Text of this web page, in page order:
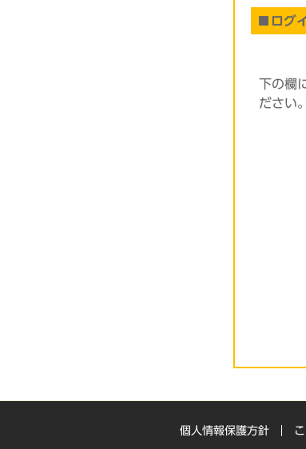
ログ
下の欄
ださい。
個人情報保護方針